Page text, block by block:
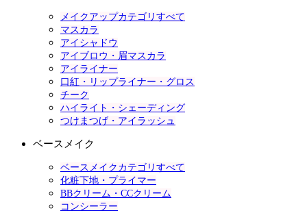
メイクアップカテゴリすべて
マスカラ
アイシャドウ
アイブロウ・眉マスカラ
アイライナー
口紅・リップライナー・グロス
チーク
ハイライト・シェーディング
つけまつげ・アイラッシュ
ベースメイク
ベースメイクカテゴリすべて
化粧下地・プライマー
BBクリーム・CCクリーム
コンシーラー